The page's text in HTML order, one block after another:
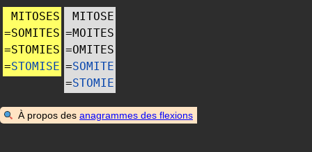
MITOSES
=SOMITES
=STOMIES
=STOMISE
MITOSE
=MOITES
=OMITES
=SOMITE
=STOMIE
À propos des anagrammes des flexions